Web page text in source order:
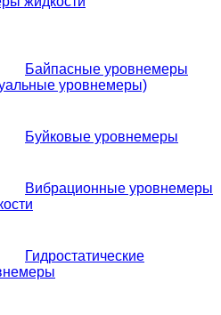
Байпасные уровнемеры
уровнемеры)
Буйковые уровнемеры
Вибрационные уровнемеры
Гидростатические